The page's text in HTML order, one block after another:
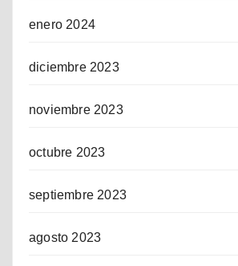
enero 2024
diciembre 2023
noviembre 2023
octubre 2023
septiembre 2023
agosto 2023